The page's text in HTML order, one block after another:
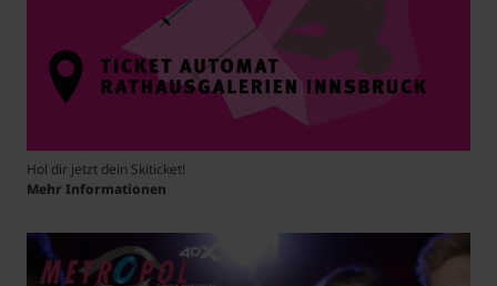
Hol dir jetzt dein Skiticket!
Mehr Informationen